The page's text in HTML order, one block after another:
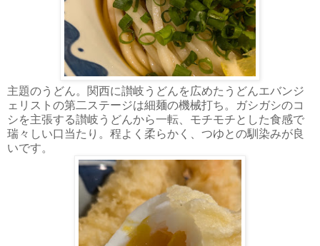
主題のうどん。関西に讃岐うどんを広めたうどんエバンジ
ェリストの第二ステージは細麺の機械打ち。ガシガシのコ
シを主張する讃岐うどんから一転、モチモチとした食感で
瑞々しい口当たり。程よく柔らかく、つゆとの馴染みが良
いです。